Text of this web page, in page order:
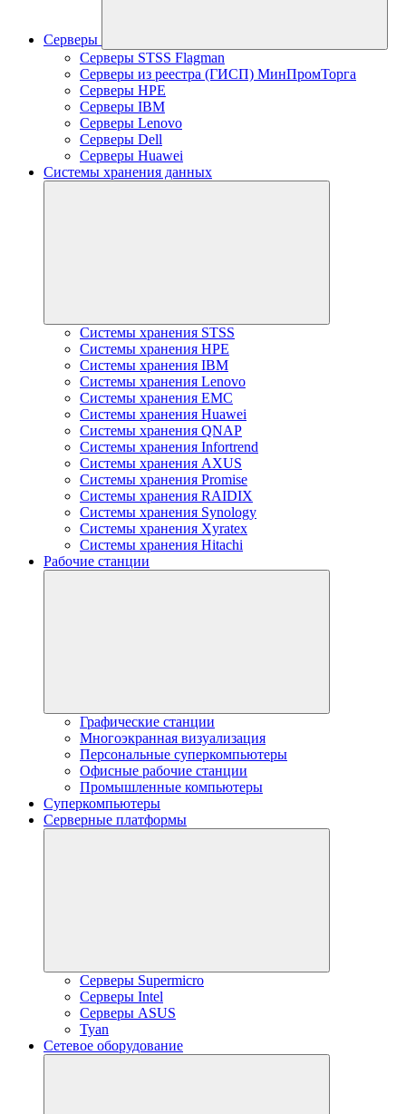
Серверы
Серверы STSS Flagman
Серверы из реестра (ГИСП) МинПромТорга
Серверы HPE
Серверы IBM
Серверы Lenovo
Серверы Dell
Серверы Huawei
Системы хранения данных
Системы хранения STSS
Системы хранения HPE
Системы хранения IBM
Системы хранения Lenovo
Системы хранения EMC
Системы хранения Huawei
Системы хранения QNAP
Системы хранения Infortrend
Системы хранения AXUS
Системы хранения Promise
Системы хранения RAIDIX
Системы хранения Synology
Системы хранения Xyratex
Системы хранения Hitachi
Рабочие станции
Графические станции
Многоэкранная визуализация
Персональные суперкомпьютеры
Офисные рабочие станции
Промышленные компьютеры
Суперкомпьютеры
Серверные платформы
Серверы Supermicro
Серверы Intel
Серверы ASUS
Tyan
Сетевое оборудование